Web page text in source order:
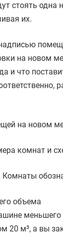
стоять
их.
на новом
и что
на новом
комнат и
Комнаты
объема
20 м³, а вы